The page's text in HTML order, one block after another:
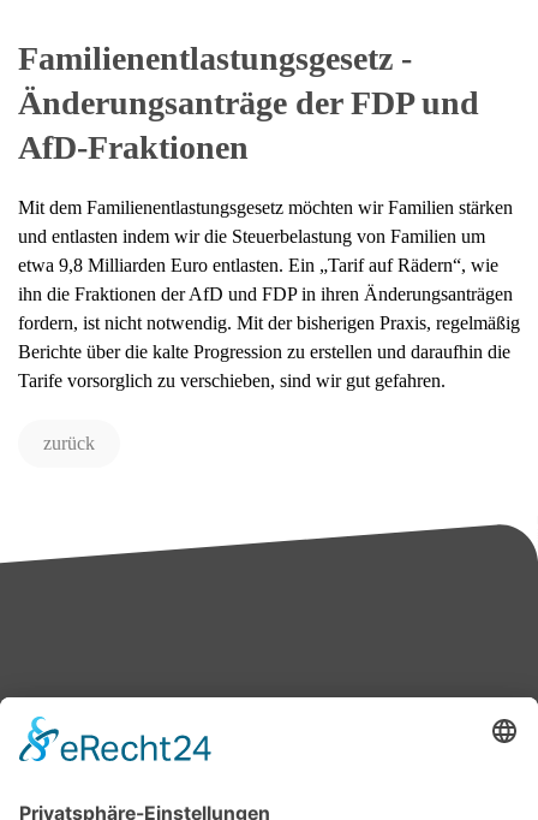
Familienentlastungsgesetz -
Änderungsanträge der FDP und
AfD-Fraktionen
Mit dem Fa­mi­lienent­las­tungs­ge­setz möchten wir Familien stärken
und entlasten indem wir die Steuerbelastung von Familien um
etwa 9,8 Milliarden Euro entlasten. Ein „Tarif auf Rädern“, wie
ihn die Fraktionen der AfD und FDP in ihren Änderungsanträgen
fordern, ist nicht notwendig. Mit der bisherigen Praxis, regelmäßig
Berichte über die kalte Progression zu erstellen und daraufhin die
Tarife vorsorglich zu verschieben, sind wir gut gefahren.
zurück
Bärbel Bas